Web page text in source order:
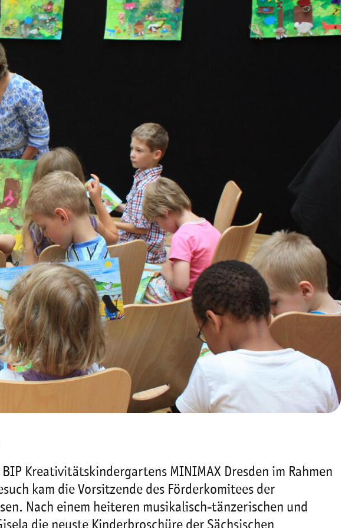
Kreativitätskindergartens MINIMAX Dresden im Rahmen
kam die Vorsitzende des Förderkomitees der
Nach einem heiteren musikalisch-tänzerischen und